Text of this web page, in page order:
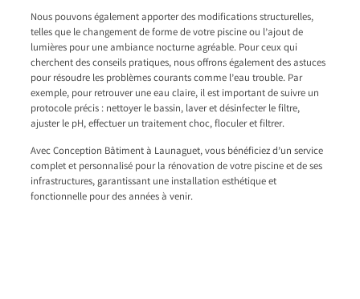
Nous pouvons également apporter des modifications structurelles,
telles que le changement de forme de votre piscine ou l’ajout de
lumières pour une ambiance nocturne agréable. Pour ceux qui
cherchent des conseils pratiques, nous offrons également des astuces
pour résoudre les problèmes courants comme l’eau trouble. Par
exemple, pour retrouver une eau claire, il est important de suivre un
protocole précis : nettoyer le bassin, laver et désinfecter le filtre,
ajuster le pH, effectuer un traitement choc, floculer et filtrer.
Avec Conception Bâtiment à Launaguet, vous bénéficiez d’un service
complet et personnalisé pour la rénovation de votre piscine et de ses
infrastructures, garantissant une installation esthétique et
fonctionnelle pour des années à venir.